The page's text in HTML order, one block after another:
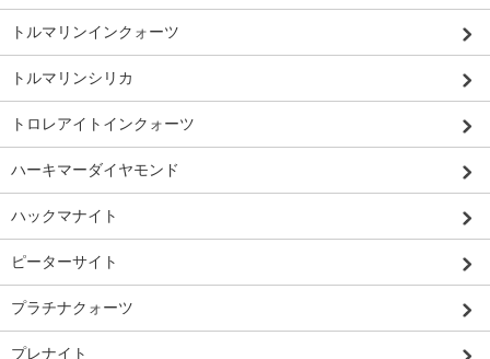
トルマリンインクォーツ
トルマリンシリカ
トロレアイトインクォーツ
ハーキマーダイヤモンド
ハックマナイト
ピーターサイト
プラチナクォーツ
プレナイト